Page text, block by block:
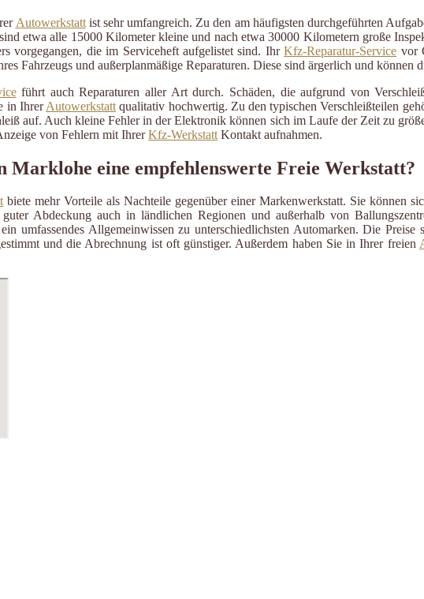
Autowerkstattist sehr umfangreich. Zu den am häufigsten durchgeführten
etwa alle 15000 Kilometer kleine und nach etwa 30000 Kilometern große
vorgegangen, die im Serviceheft aufgelistet sind. IhrKfz-Reparatur-Service vor
Fahrzeugs und außerplanmäßige Reparaturen. Diese sind ärgerlich und können
führt auch Reparaturen aller Art durch. Schäden, die aufgrund von
in IhrerAutowerkstatt qualitativ hochwertig. Zu den typischen Verschleißteilen
auf. Auch kleine Fehler in der Elektronik können sich im Laufe der Zeit zu
von Fehlern mit IhrerKfz-Werkstatt Kontakt aufnahmen.
Marklohe eine empfehlenswerte Freie Werkstatt?
biete mehr Vorteile als Nachteile gegenüber einer Markenwerkstatt. Sie können
Abdeckung auch in ländlichen Regionen und außerhalb von
umfassendes Allgemeinwissen zu unterschiedlichsten Automarken. Die
und die Abrechnung ist oft günstiger. Außerdem haben Sie in Ihrer freien